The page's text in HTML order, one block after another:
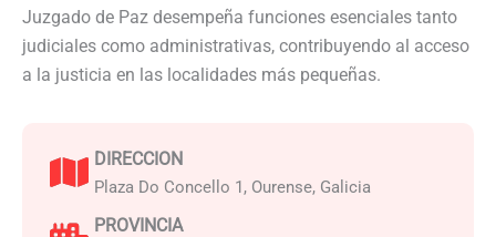
Juzgado de Paz desempeña funciones esenciales tanto
judiciales como administrativas, contribuyendo al acceso
a la justicia en las localidades más pequeñas.
DIRECCION
Plaza Do Concello 1, Ourense, Galicia
PROVINCIA